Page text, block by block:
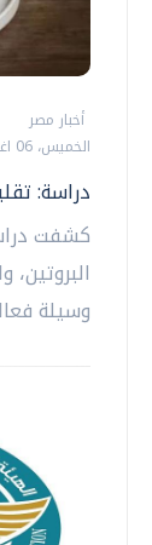
أخبار مصر
الخميس، 06 اغسطس 2026 09:49 ص
دراسة:
كشفت
وسيلة